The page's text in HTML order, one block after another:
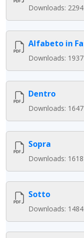
Downloads:
Alfabeto in
Downloads:
Dentro
Downloads:
Sopra
Downloads:
Sotto
Downloads: